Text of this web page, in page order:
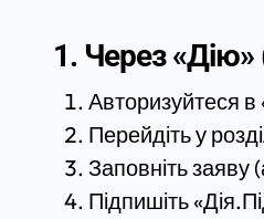
1. Через
Авторизуйтеся в
Перейдіть у
Заповніть заяву
Підпишіть